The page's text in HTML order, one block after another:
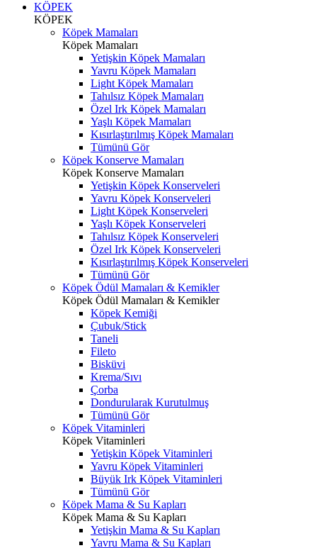
KÖPEK
KÖPEK
Köpek Mamaları
Köpek Mamaları
Yetişkin Köpek Mamaları
Yavru Köpek Mamaları
Light Köpek Mamaları
Tahılsız Köpek Mamaları
Özel Irk Köpek Mamaları
Yaşlı Köpek Mamaları
Kısırlaştırılmış Köpek Mamaları
Tümünü Gör
Köpek Konserve Mamaları
Köpek Konserve Mamaları
Yetişkin Köpek Konserveleri
Yavru Köpek Konserveleri
Light Köpek Konserveleri
Yaşlı Köpek Konserveleri
Tahılsız Köpek Konserveleri
Özel Irk Köpek Konserveleri
Kısırlaştırılmış Köpek Konserveleri
Tümünü Gör
Köpek Ödül Mamaları & Kemikler
Köpek Ödül Mamaları & Kemikler
Köpek Kemiği
Çubuk/Stick
Taneli
Fileto
Bisküvi
Krema/Sıvı
Çorba
Dondurularak Kurutulmuş
Tümünü Gör
Köpek Vitaminleri
Köpek Vitaminleri
Yetişkin Köpek Vitaminleri
Yavru Köpek Vitaminleri
Büyük Irk Köpek Vitaminleri
Tümünü Gör
Köpek Mama & Su Kapları
Köpek Mama & Su Kapları
Yetişkin Mama & Su Kapları
Yavru Mama & Su Kapları